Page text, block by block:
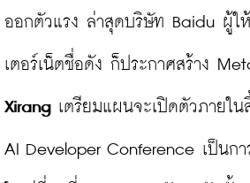
ออกตัวแรง ล่าสุดบริษัท Baidu ผู้ใ
Xirang เตรียมแผนจะเปิดตัวภายใ
AI Developer Conference เป็นกา